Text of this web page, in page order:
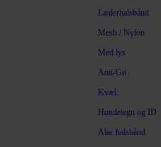
Læderhalsbånd
Mesh / Nylon
Med lys
Anti-Gø
Kvæl
Hundetegn og ID
Alac halsbånd